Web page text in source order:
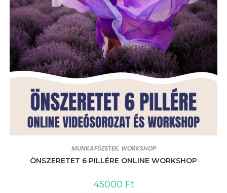
MUNKAFÜZETEK, WORKSHOP
ÖNSZERETET 6 PILLÉRE ONLINE WORKSHOP
45000 Ft